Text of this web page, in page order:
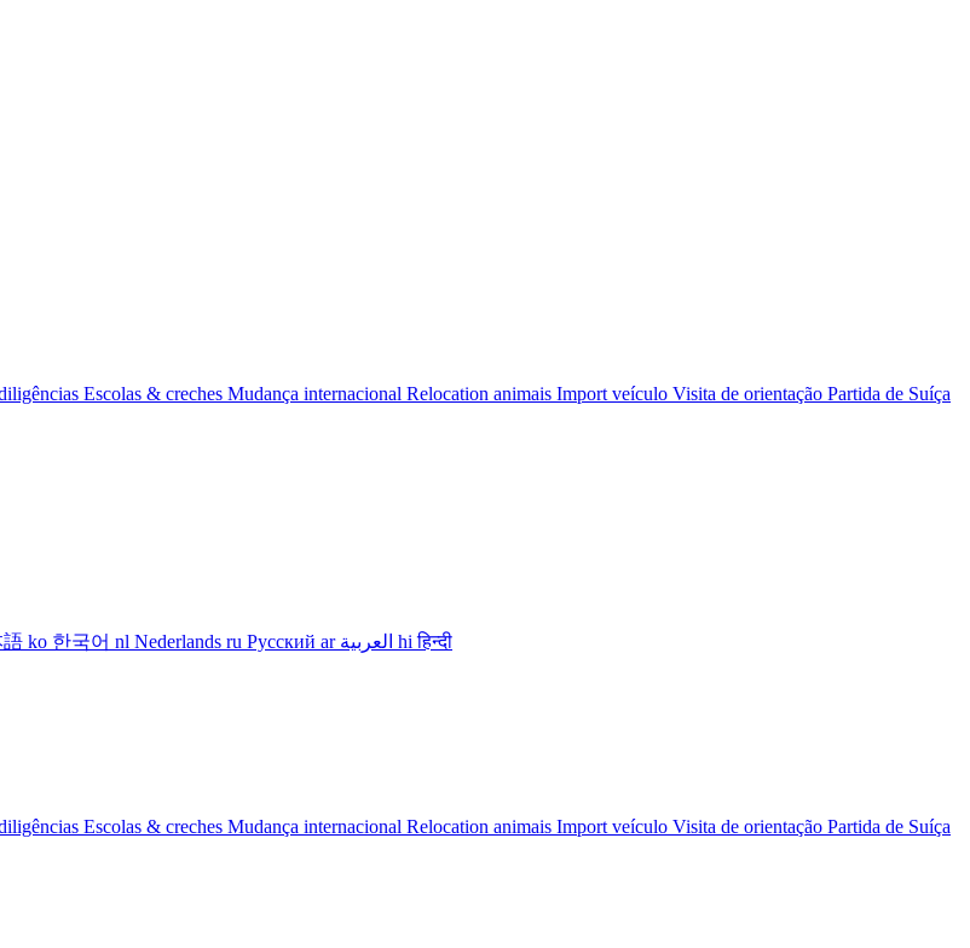
Escolas & creches Mudança internacional Relocation animais Import veículo Visita de orientação Partida de Suíça
語 ko 한국어 nl Nederlands ru Русский ar العربية hi हिन्दी
Escolas & creches Mudança internacional Relocation animais Import veículo Visita de orientação Partida de Suíça